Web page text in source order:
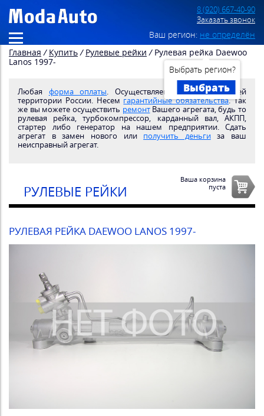
8 (920) 667-40-90
Заказать звонок
Ваш регион: не определён
Выбрать регион?
Выбрать
Главная / Купить / Рулевые рейки / Рулевая рейка Daewoo
Lanos 1997-
Любая форма оплаты. Осуществляем доставкупо всей
территории России. Несем гарантийные обязательства. Так
же вы можете осуществить ремонтВашего агрегата, будь то
рулевая рейка, турбокомпрессор, карданный вал, АКПП,
стартер либо генератор на нашем предприятии. Сдать
агрегат в замен нового или получить деньгиза ваш
неисправный агрегат.
РУЛЕВЫЕ РЕЙКИ
Ваша корзина
пуста
РУЛЕВАЯ РЕЙКА DAEWOO LANOS 1997-